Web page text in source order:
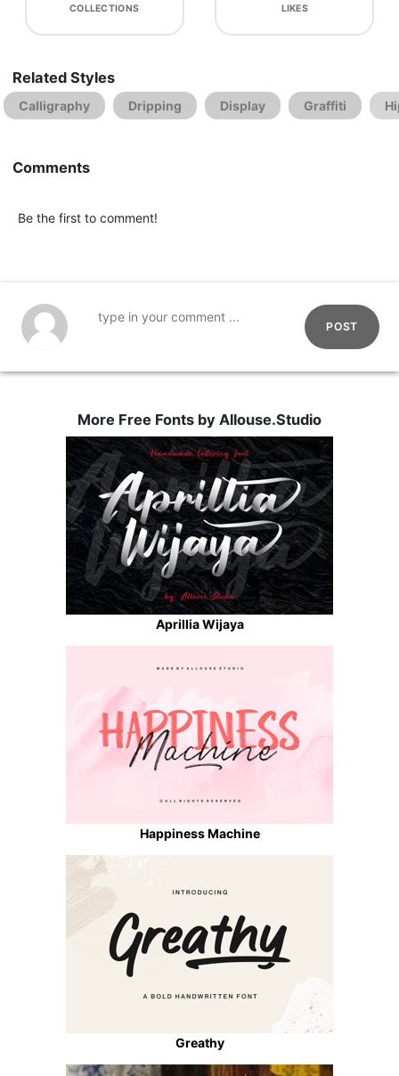
COLLECTIONS LIKES
Related Styles
Calligraphy Dripping Display Graffiti
Comments
Be the first to comment!
POST
More Free Fonts by Allouse.Studio
Aprillia Wijaya
Happiness Machine
Greathy